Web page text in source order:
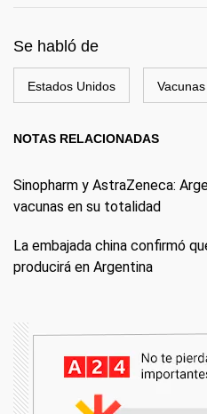
Se habló de
Estados Unidos Vacunas
NOTAS RELACIONADAS
Sinopharm y AstraZeneca:
vacunas en su totalidad
La embajada china confirmó
producirá en Argentina